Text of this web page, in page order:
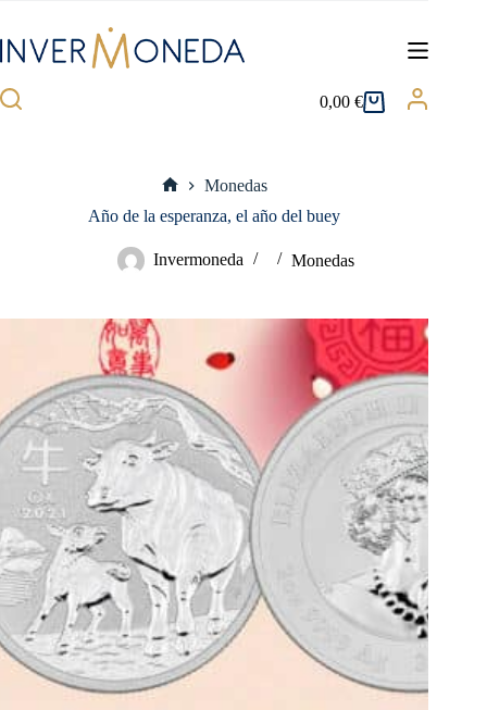
contenido
Carro
0,00€
Monedas
Año de la esperanza, el año del buey
Invermoneda Monedas